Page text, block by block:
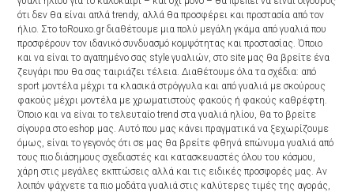
ότι δεν θα είναι απλά trendy, αλλά θα προσφέρει και προστασία από τον
ήλιο. Στο toRouxo.gr διαθέτουμε μια πολύ μεγάλη γκάμα από γυαλιά που
προσφέρουν τον ιδανικό συνδυασμό κομψότητας και προστασίας. Όποιο
και να είναι το αγαπημένο σας style γυαλιών, στο site μας θα βρείτε ένα
ζευγάρι που θα σας ταιριάζει τέλεια. Διαθέτουμε όλα τα σχέδια: από
sport μοντέλα μέχρι τα κλασικά στρόγγυλα και από γυαλιά με σκούρους
φακούς μέχρι μοντέλα με χρωματιστούς φακούς ή φακούς καθρέφτη.
Όποιο και να είναι το τελευταίο trend στα γυαλιά ηλίου, θα το βρείτε
σίγουρα στο eshop μας. Αυτό που μας κάνει πραγματικά να ξεχωρίζουμε
όμως, είναι το γεγονός ότι σε μας θα βρείτε φθηνά επώνυμα γυαλιά από
τους πιο διάσημους σχεδιαστές και κατασκευαστές όλου του κόσμου,
χάρη στις μεγάλες εκπτώσεις αλλά και τις ειδικές προσφορές μας. Αν
λοιπόν ψάχνετε τα πιο μοδάτα γυαλιά στις καλύτερες τιμές της αγοράς,